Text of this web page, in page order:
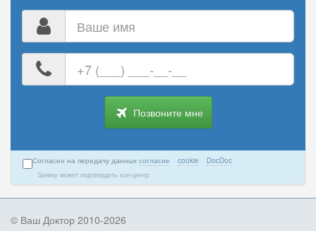
номер
телефона
Позвоните мне
Согласен на передачу данных согласие · cookie · DocDoc
Заявку может подтвердить кол-центр.
© Ваш Доктор 2010-2026